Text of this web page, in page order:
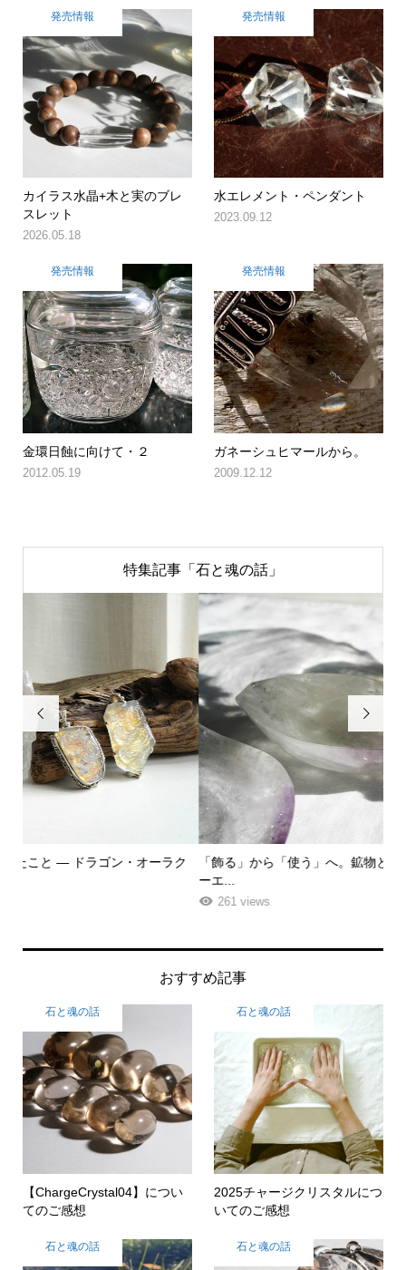
発売情報
カイラス水晶+木と実のブレ
スレット
2026.05.18
発売情報
水エレメント・ペンダント
2023.09.12
発売情報
金環日蝕に向けて・２
2012.05.19
発売情報
ガネーシュヒマールから。
2009.12.12
特集記事「石と魂の話」

「飾る」から「使う」へ。鉱物と植物が織りなす贅沢なフラワ

おすすめ記事
石と魂の話
【ChargeCrystal04】につい
てのご感想
石と魂の話
2025チャージクリスタルにつ
いてのご感想
石と魂の話 石と魂の話